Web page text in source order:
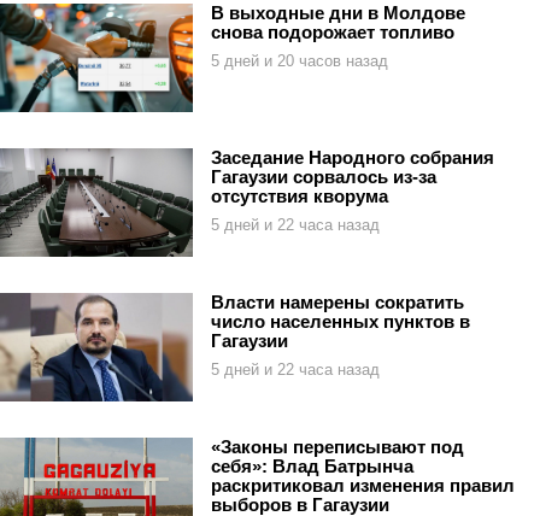
В выходные дни в Молдове
снова подорожает топливо
5 дней и 20 часов назад
Заседание Народного собрания
Гагаузии сорвалось из-за
отсутствия кворума
5 дней и 22 часа назад
Власти намерены сократить
число населенных пунктов в
Гагаузии
5 дней и 22 часа назад
«Законы переписывают под
себя»: Влад Батрынча
раскритиковал изменения правил
выборов в Гагаузии